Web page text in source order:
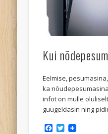
Kui
Eelmise,
ka
infot on mulle
guugeldasin ning
Facebook
Twitter